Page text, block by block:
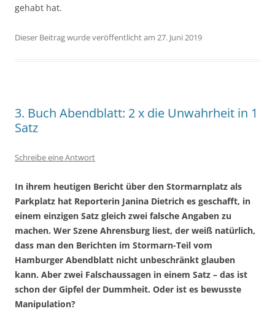
gehabt hat.
Dieser Beitrag wurde veröffentlicht am 27. Juni 2019
3. Buch Abendblatt: 2 x die Unwahrheit in 1
Satz
Schreibe eine Antwort
In ihrem heutigen Bericht über den Stormarnplatz als
Parkplatz hat Reporterin Janina Dietrich es geschafft, in
einem einzigen Satz gleich zwei falsche Angaben zu
machen. Wer Szene Ahrensburg liest, der weiß natürlich,
dass man den Berichten im Stormarn-Teil vom
Hamburger Abendblatt nicht unbeschränkt glauben
kann. Aber zwei Falschaussagen in einem Satz – das ist
schon der Gipfel der Dummheit. Oder ist es bewusste
Manipulation?